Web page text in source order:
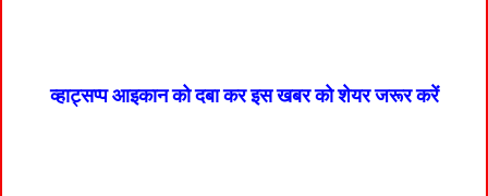
व्हाट्सप्प आइकान को दबा कर इस खबर को शेयर जरूर करें